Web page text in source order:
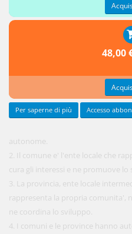
autonome.
2. Il comune e' l'ente locale che
cura gli interessi e ne promuove lo
3. La provincia, ente locale
rappresenta la propria comunita',
ne coordina lo sviluppo.
4. I comuni e le province hanno
48,00
Per saperne di più Accesso